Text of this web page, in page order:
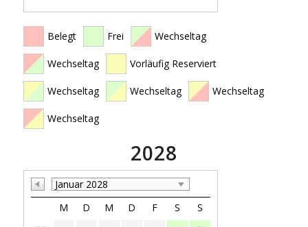
Belegt Frei Wechseltag
Wechseltag Vorläufig Reserviert
Wechseltag Wechseltag Wechseltag
Wechseltag
2028
Januar 2028
M
D M D F S
S